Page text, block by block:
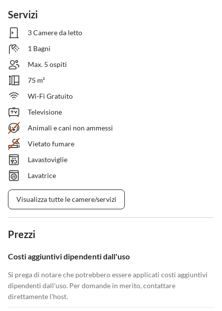
Servizi
3 Camere da letto
1 Bagni
Max. 5 ospiti
75 m²
Wi-Fi Gratuito
Televisione
Animali e cani non ammessi
Vietato fumare
Lavastoviglie
Lavatrice
Visualizza tutte le camere/servizi
Prezzi
Costi aggiuntivi dipendenti dall'uso
Si prega di notare che potrebbero essere applicati costi aggiuntivi
dipendenti dall'uso. Per domande in merito, contattare
direttamente l'host.